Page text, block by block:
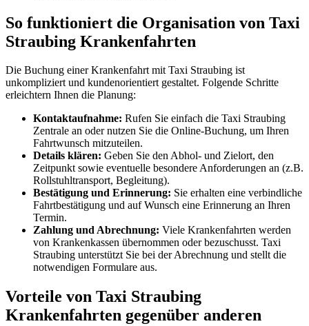
So funktioniert die Organisation von Taxi
Straubing Krankenfahrten
Die Buchung einer Krankenfahrt mit Taxi Straubing ist
unkompliziert und kundenorientiert gestaltet. Folgende Schritte
erleichtern Ihnen die Planung:
Kontaktaufnahme: Rufen Sie einfach die Taxi Straubing
Zentrale an oder nutzen Sie die Online-Buchung, um Ihren
Fahrtwunsch mitzuteilen.
Details klären: Geben Sie den Abhol- und Zielort, den
Zeitpunkt sowie eventuelle besondere Anforderungen an (z.B.
Rollstuhltransport, Begleitung).
Bestätigung und Erinnerung: Sie erhalten eine verbindliche
Fahrtbestätigung und auf Wunsch eine Erinnerung an Ihren
Termin.
Zahlung und Abrechnung: Viele Krankenfahrten werden
von Krankenkassen übernommen oder bezuschusst. Taxi
Straubing unterstützt Sie bei der Abrechnung und stellt die
notwendigen Formulare aus.
Vorteile von Taxi Straubing
Krankenfahrten gegenüber anderen